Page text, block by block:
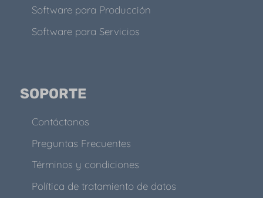
Software para Producción
Software para Servicios
SOPORTE
Contáctanos
Preguntas Frecuentes
Términos y condiciones
Política de tratamiento de datos